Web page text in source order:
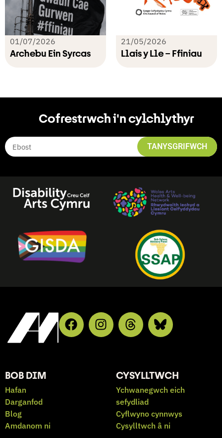
01/07/2026
Archebu Ein Syrcas
21/05/2026
Llais y Lle – Ffiniau
Cofrestrwch i'n cylchlythyr
TANYSGRIFWCH
BOB DIM
Hafan
Darganfod
Blog
Amdanom ni
CYSYLLTWCH
Ychwanegwch eich
sefydliad
Cyflwyno cynnwys
Cysylltwch â ni